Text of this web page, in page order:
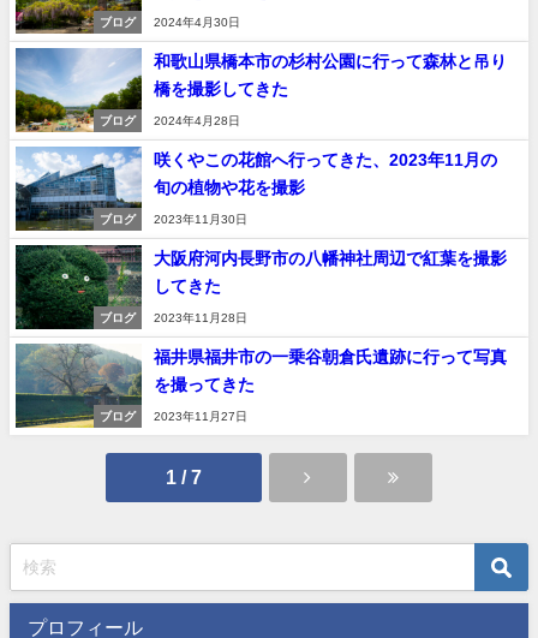
ブログ 2024年4月30日
ブログ
和歌山県橋本市の杉村公園に行って森林と吊り
橋を撮影してきた
2024年4月28日
ブログ
咲くやこの花館へ行ってきた、2023年11月の
旬の植物や花を撮影
2023年11月30日
ブログ
大阪府河内長野市の八幡神社周辺で紅葉を撮影
してきた
2023年11月28日
ブログ
福井県福井市の一乗谷朝倉氏遺跡に行って写真
を撮ってきた
2023年11月27日
1 / 7
プロフィール